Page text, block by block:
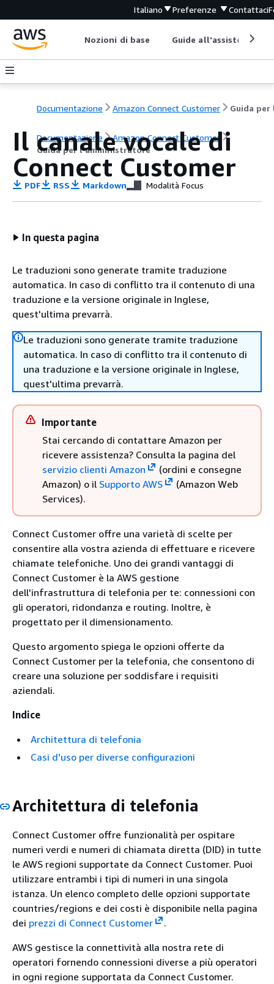
Italiano Preferenze Contattaci
Nozioni di base Guide all'assistenza
Documentazione Amazon Connect Customer
Documentazione
Amazon Connect Customer
Guida per l'amministratore
Il canale vocale di
Connect Customer
PDF RSS Markdown Modalità Focus
In questa pagina
Le traduzioni sono generate tramite traduzione
automatica. In caso di conflitto tra il contenuto di una
traduzione e la versione originale in Inglese,
quest'ultima prevarrà.
Le traduzioni sono generate tramite traduzione
automatica. In caso di conflitto tra il contenuto di
una traduzione e la versione originale in Inglese,
quest'ultima prevarrà.
Importante
Stai cercando di contattare Amazon per
ricevere assistenza? Consulta la pagina del
servizio clienti Amazon
(ordini e consegne
Amazon) o il Supporto AWS
(Amazon Web
Services).
Connect Customer offre una varietà di scelte per
consentire alla vostra azienda di effettuare e ricevere
chiamate telefoniche. Uno dei grandi vantaggi di
Connect Customer è la AWS gestione
dell'infrastruttura di telefonia per te: connessioni con
gli operatori, ridondanza e routing. Inoltre, è
progettato per il dimensionamento.
Questo argomento spiega le opzioni offerte da
Connect Customer per la telefonia, che consentono di
creare una soluzione per soddisfare i requisiti
aziendali.
Indice
Architettura di telefonia
Casi d'uso per diverse configurazioni
Architettura di telefonia
Connect Customer offre funzionalità per ospitare
numeri verdi e numeri di chiamata diretta (DID) in tutte
le AWS regioni supportate da Connect Customer. Puoi
utilizzare entrambi i tipi di numeri in una singola
istanza. Un elenco completo delle opzioni supportate
countries/regions e dei costi è disponibile nella pagina
dei prezzi di Connect Customer
.
AWS gestisce la connettività alla nostra rete di
operatori fornendo connessioni diverse a più operatori
in ogni regione supportata da Connect Customer.